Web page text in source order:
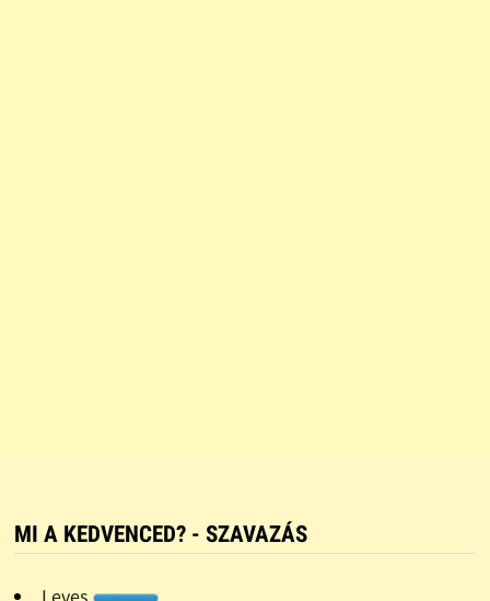
MI A KEDVENCED? - SZAVAZÁS
Leves